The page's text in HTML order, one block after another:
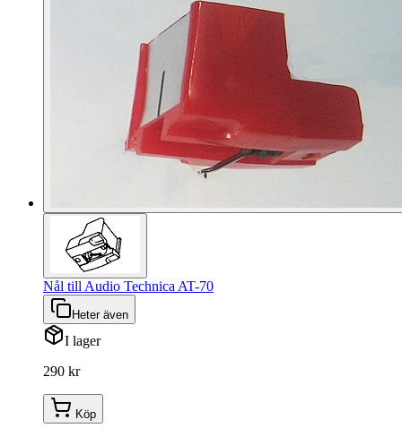
Nål till Audio Technica AT-70
Heter även
I lager
290 kr
Köp